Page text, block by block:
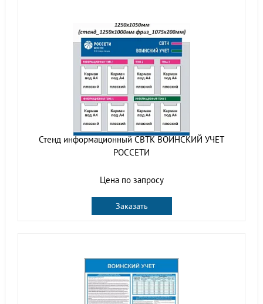
Стенд информационный СВТК ВОИНСКИЙ УЧЕТ
РОССЕТИ
Цена по запросу
Заказать